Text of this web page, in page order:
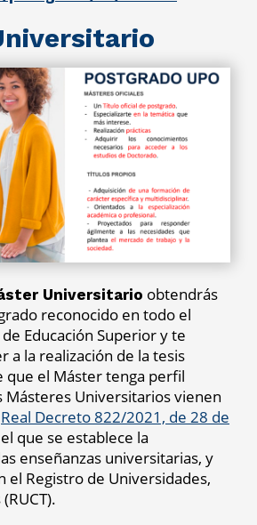
Universitario obtendrás
reconocido en todo el
Educación Superior y te
a la realización de la tesis
que el Máster tenga perfil
Másteres Universitarios vienen
Real Decreto 822/2021, de 28 de
que se establece la
enseñanzas universitarias, y
el Registro de Universidades,